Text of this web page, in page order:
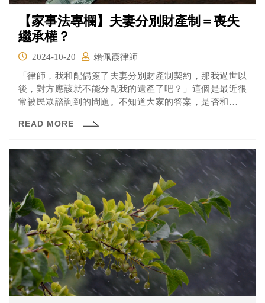
【家事法專欄】夫妻分別財產制＝喪失
繼承權？
2024-10-20
賴佩霞律師
「律師，我和配偶簽了夫妻分別財產制契約，那我過世以
後，對方應該就不能分配我的遺產了吧？」這個是最近很
常被民眾諮詢到的問題。不知道大家的答案，是否和這位
READ MORE